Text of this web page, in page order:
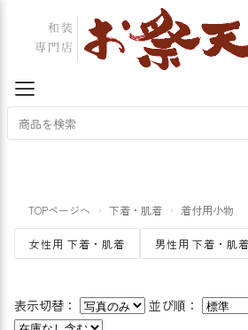
TOPページへ 下着・肌着 着付用小物
女性用 下着・肌着 男性用 下着・肌着
表示切替： 並び順：